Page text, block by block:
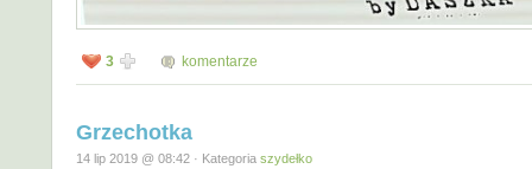
3 komentarze
Grzechotka
14 lip 2019 @ 08:42 · Kategoria szydełko